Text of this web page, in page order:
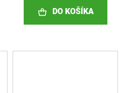
DO KOŠÍKA